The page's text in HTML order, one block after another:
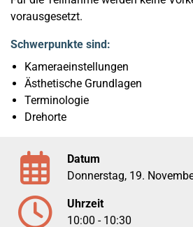
vorausgesetzt.
Schwerpunkte sind:
Kameraeinstellungen
Ästhetische Grundlagen
Terminologie
Drehorte
Datum
Donnerstag, 19.
Uhrzeit
10:00 - 10:30